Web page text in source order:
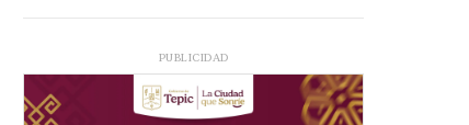
PUBLICIDAD